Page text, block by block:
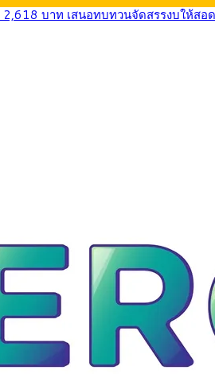
ดตามข้อมูลจ้างงานสหรัฐฯ